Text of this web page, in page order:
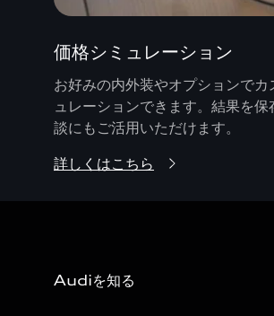
価格シミュレーション
お好みの内外装やオプションで
ュレーションできます。結果を
談にもご活用いただけます。
詳しくはこちら
Audiを知る